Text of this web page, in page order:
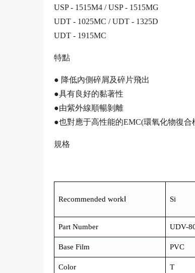
USP - 1515M4 / USP - 1515MG
UDT - 1025MC / UDT - 1325D
UDT - 1915MC
特點
● 降低內側碎屑及碎片飛出
●具有良好的黏著性
●由紫外線順暢剝離
●也對應于高性能的EMC(環氧化物復
規格
Recommended workⅠ
Part Number UDV-
Base Film PVC
Color T